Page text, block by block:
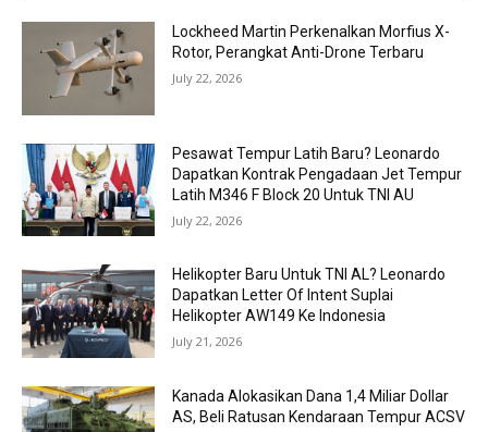
Lockheed Martin Perkenalkan Morfius X-
Rotor, Perangkat Anti-Drone Terbaru
July 22, 2026
Pesawat Tempur Latih Baru? Leonardo
Dapatkan Kontrak Pengadaan Jet Tempur
Latih M346 F Block 20 Untuk TNI AU
July 22, 2026
Helikopter Baru Untuk TNI AL? Leonardo
Dapatkan Letter Of Intent Suplai
Helikopter AW149 Ke Indonesia
July 21, 2026
Kanada Alokasikan Dana 1,4 Miliar Dollar
AS, Beli Ratusan Kendaraan Tempur ACSV